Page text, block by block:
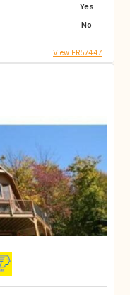
Yes
No
View FR57447